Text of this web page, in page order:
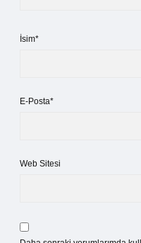
İsim*
E-Posta*
Web Sitesi